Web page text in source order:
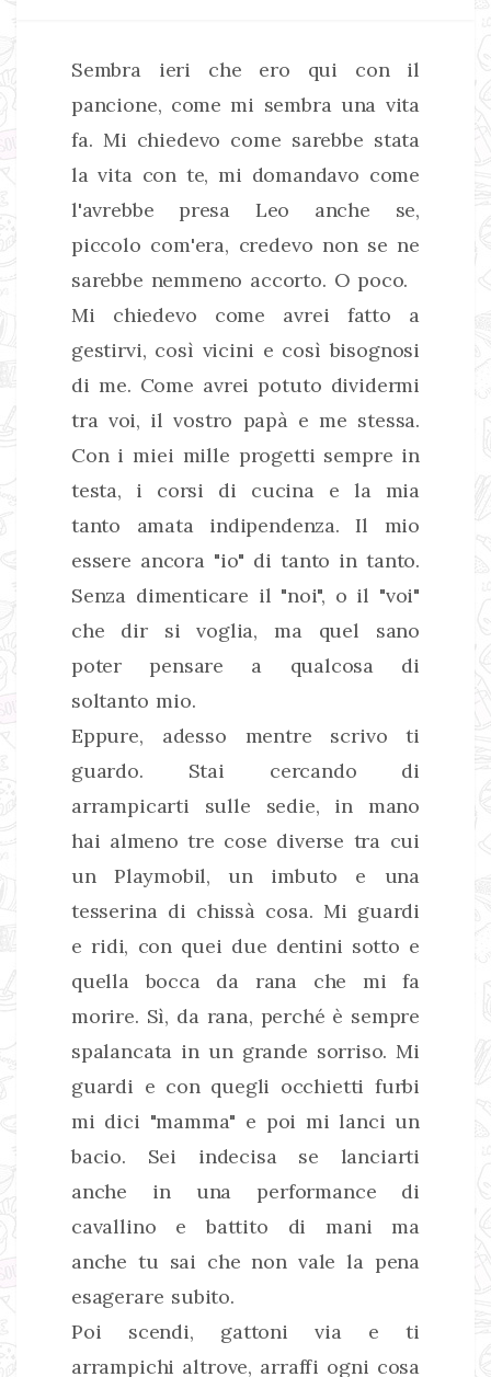
Sembra ieri che ero qui con il
pancione, come mi sembra una vita
fa. Mi chiedevo come sarebbe stata
la vita con te, mi domandavo come
l'avrebbe presa Leo anche se,
piccolo com'era, credevo non se ne
sarebbe nemmeno accorto. O poco.
Mi chiedevo come avrei fatto a
gestirvi, così vicini e così bisognosi
di me. Come avrei potuto dividermi
tra voi, il vostro papà e me stessa.
Con i miei mille progetti sempre in
testa, i corsi di cucina e la mia
tanto amata indipendenza. Il mio
essere ancora "io" di tanto in tanto.
Senza dimenticare il "noi", o il "voi"
che dir si voglia, ma quel sano
poter pensare a qualcosa di
soltanto mio.
Eppure, adesso mentre scrivo ti
guardo. Stai cercando di
arrampicarti sulle sedie, in mano
hai almeno tre cose diverse tra cui
un Playmobil, un imbuto e una
tesserina di chissà cosa. Mi guardi
e ridi, con quei due dentini sotto e
quella bocca da rana che mi fa
morire. Sì, da rana, perché è sempre
spalancata in un grande sorriso. Mi
guardi e con quegli occhietti furbi
mi dici "mamma" e poi mi lanci un
bacio. Sei indecisa se lanciarti
anche in una performance di
cavallino e battito di mani ma
anche tu sai che non vale la pena
esagerare subito.
Poi scendi, gattoni via e ti
arrampichi altrove, arraffi ogni cosa